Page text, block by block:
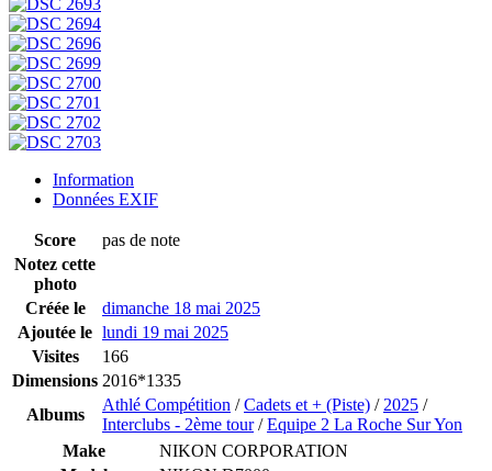
Information
Données EXIF
Score
pas de note
Notez cette
photo
Créée le
dimanche 18 mai 2025
Ajoutée le lundi 19 mai 2025
Visites
166
Dimensions 2016*1335
Albums
Athlé Compétition /Cadets et + (Piste) / 2025 /
Interclubs - 2ème tour/Equipe 2 La Roche Sur Yon
Make
NIKON CORPORATION